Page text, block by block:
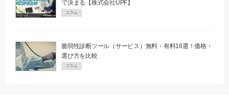
で決まる【株式会社UPF】
コラム
脆弱性診断ツール（サービス）無料・有料16選！価格・
選び方を比較
コラム